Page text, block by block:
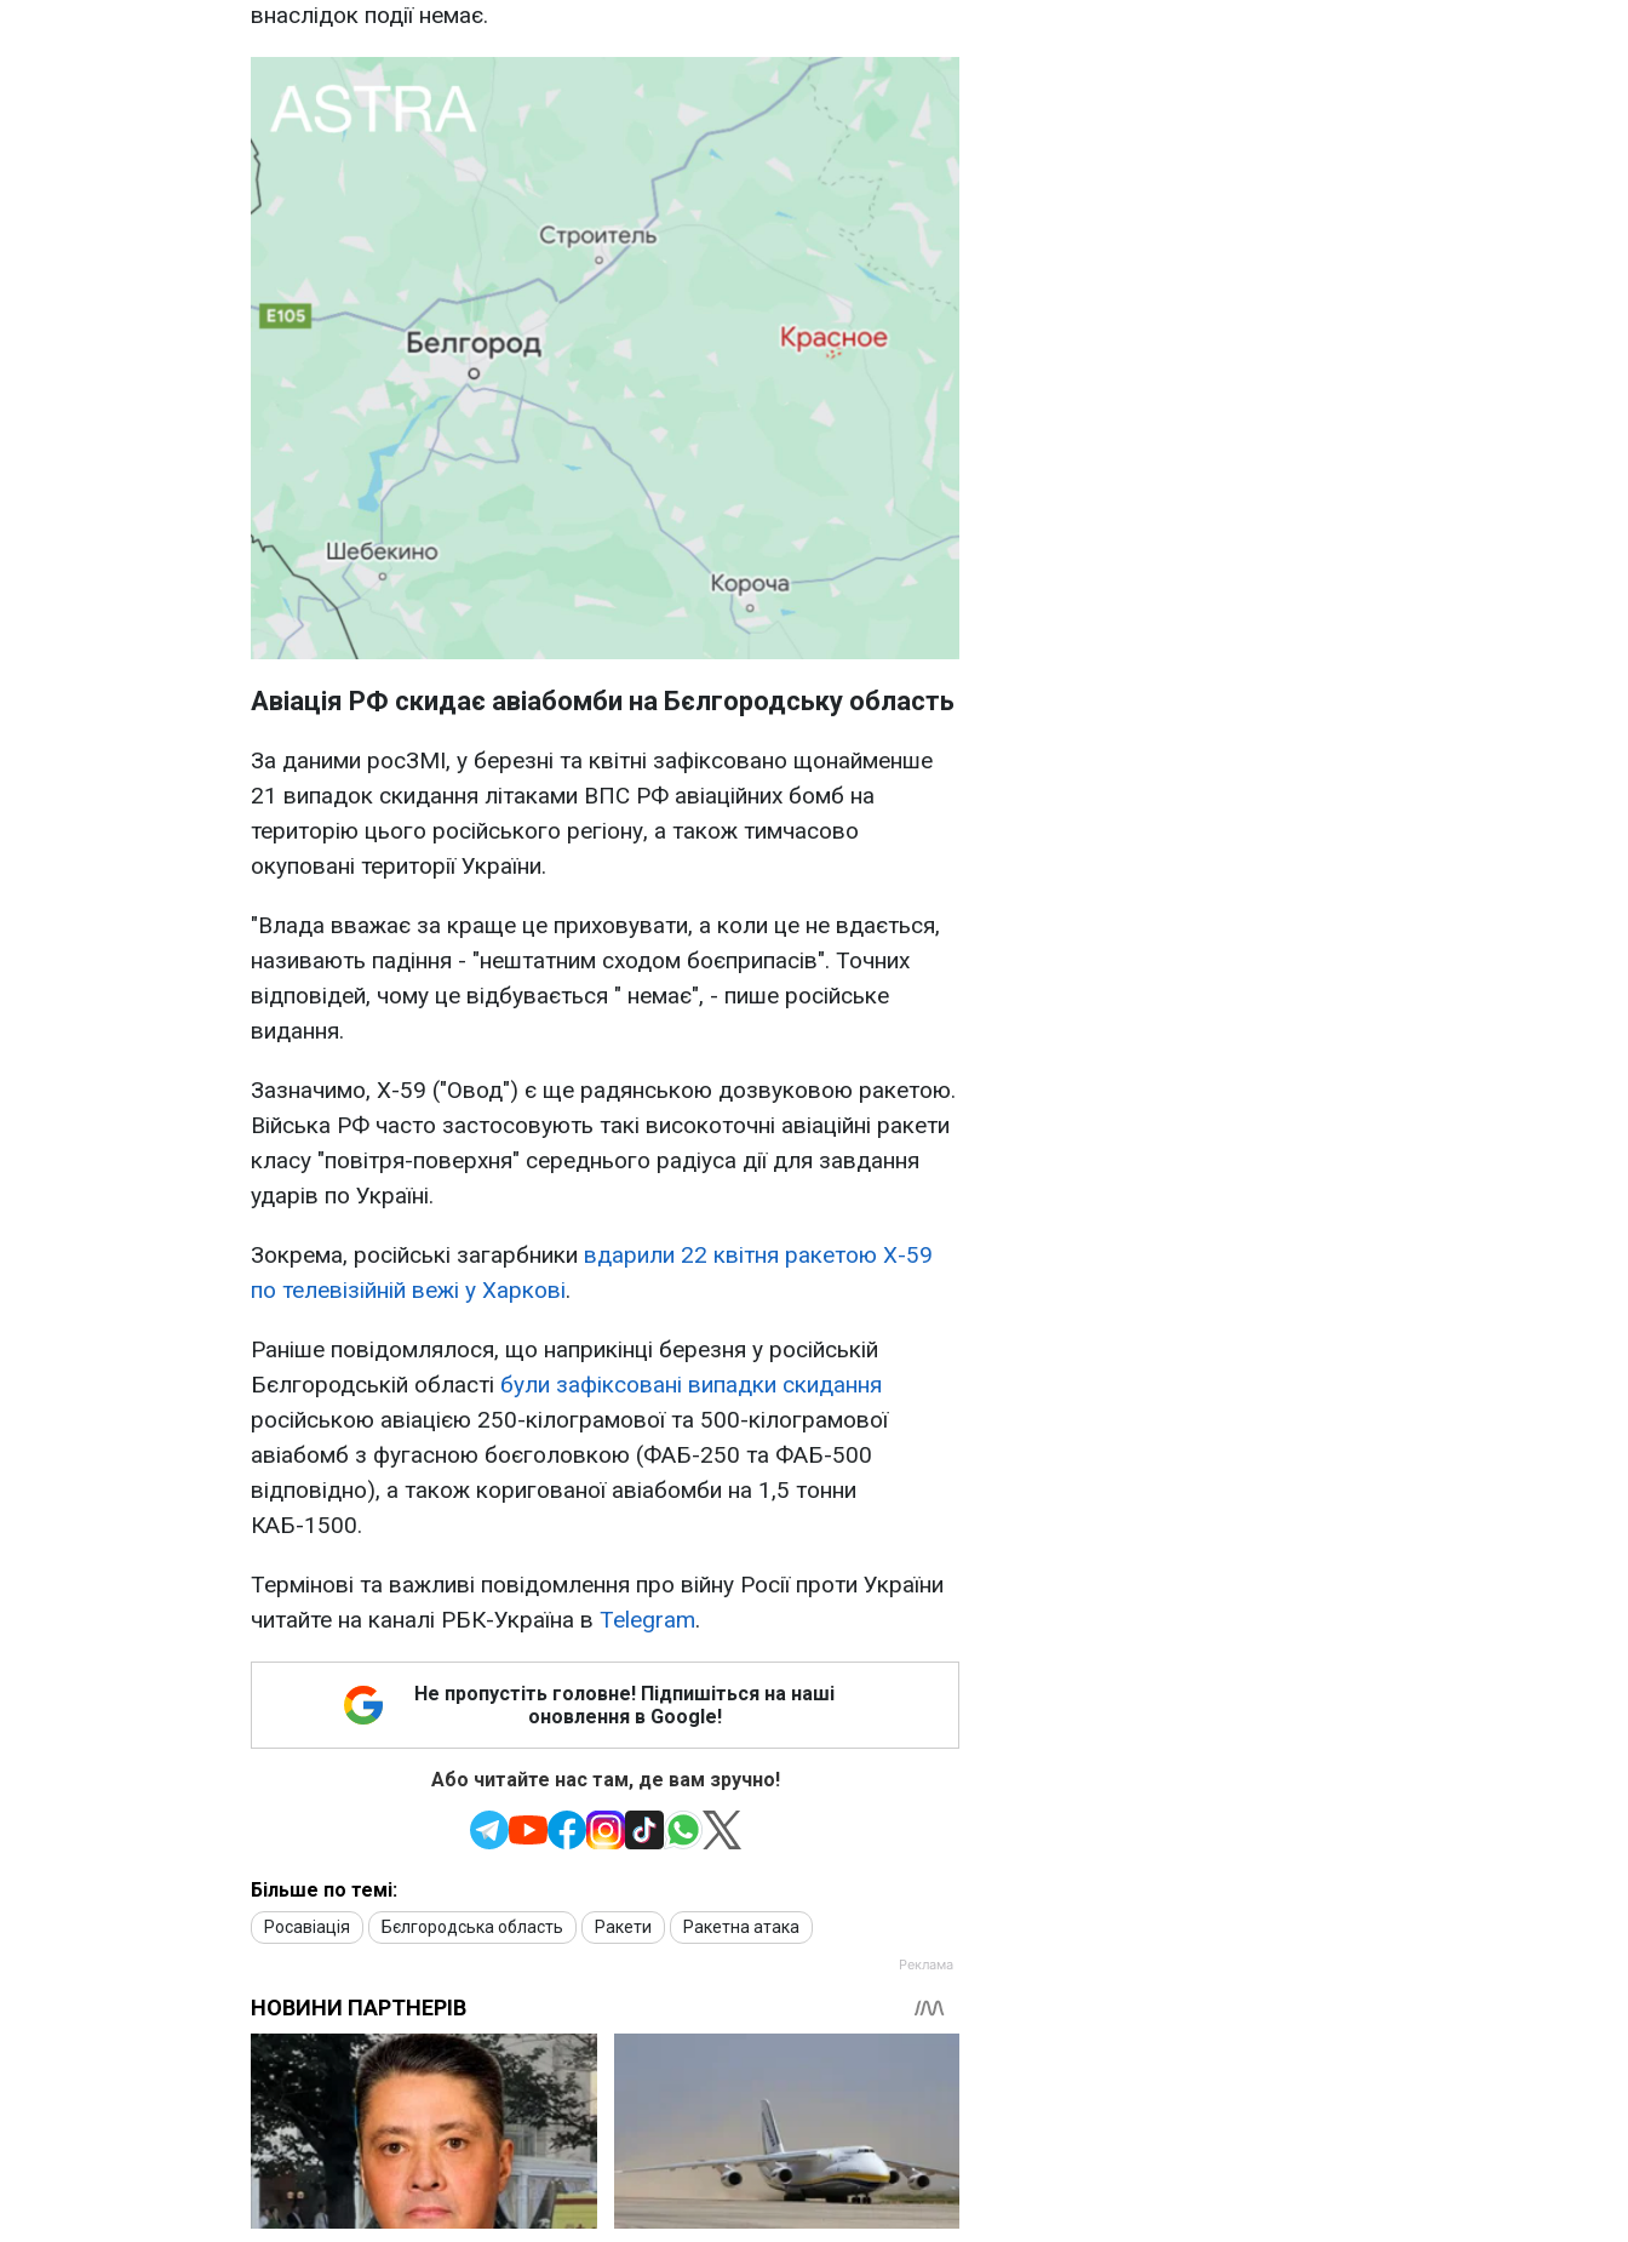
внаслідок події немає.
Авіація РФ скидає авіабомби на Бєлгородську область
За даними росЗМІ, у березні та квітні зафіксовано щонайменше
21 випадок скидання літаками ВПС РФ авіаційних бомб на
територію цього російського регіону, а також тимчасово
окуповані території України.
"Влада вважає за краще це приховувати, а коли це не вдається,
називають падіння - "нештатним сходом боєприпасів". Точних
відповідей, чому це відбувається " немає", - пише російське
видання.
Зазначимо, Х-59 ("Овод") є ще радянською дозвуковою ракетою.
Війська РФ часто застосовують такі високоточні авіаційні ракети
класу "повітря-поверхня" середнього радіуса дії для завдання
ударів по Україні.
Зокрема, російські загарбники вдарили 22 квітня ракетою Х-59
по телевізійній вежі у Харкові.
Раніше повідомлялося, що наприкінці березня у російській
Бєлгородській області були зафіксовані випадки скидання
російською авіацією 250-кілограмової та 500-кілограмової
авіабомб з фугасною боєголовкою (ФАБ-250 та ФАБ-500
відповідно), а також коригованої авіабомби на 1,5 тонни
КАБ-1500.
Термінові та важливі повідомлення про війну Росії проти України
читайте на каналі РБК-Україна в Telegram.
Не пропустіть головне! Підпишіться на наші
оновлення в Google!
Або читайте нас там, де вам зручно!
Більше по темі:
Росавіація Бєлгородська область Ракети Ракетна атака